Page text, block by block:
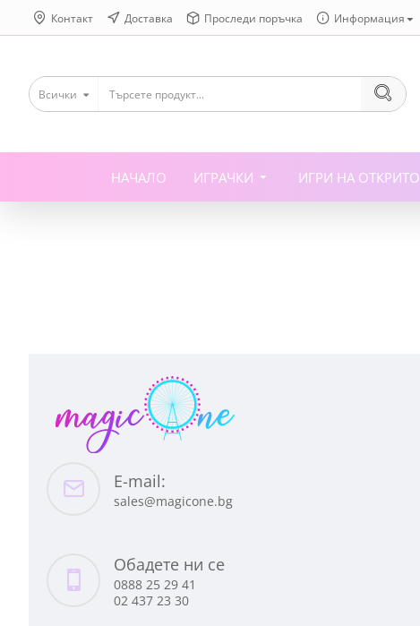
Контакт Доставка Проследи поръчка Информация
Всички
НАЧАЛО ИГРАЧКИ ИГРИ НА ОТКРИТО
E-mail:
sales@magicone.bg
Обадете ни се
0888 25 29 41
02 437 23 30